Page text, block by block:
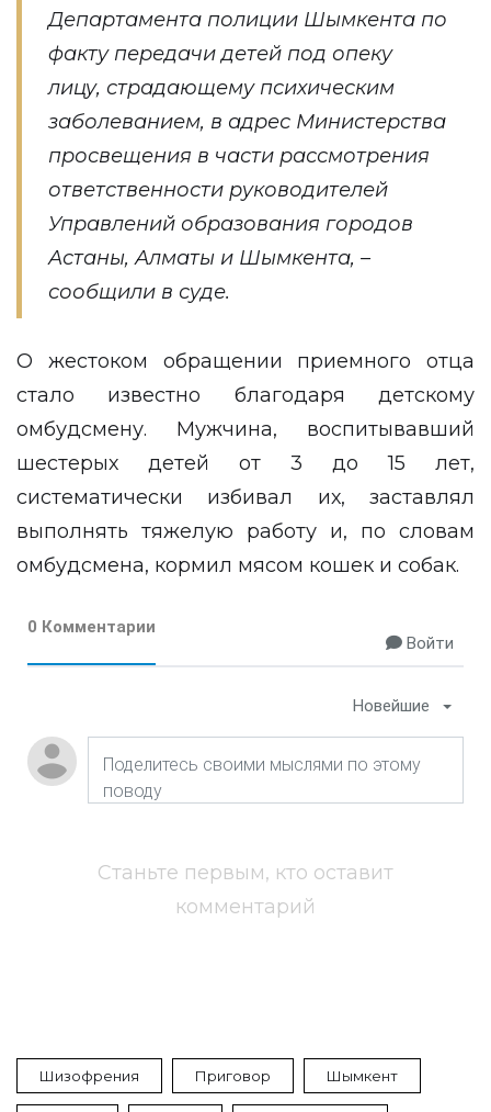
Департамента полиции Шымкента по
факту передачи детей под опеку
лицу, страдающему психическим
заболеванием, в адрес Министерства
просвещения в части рассмотрения
ответственности руководителей
Управлений образования городов
Астаны, Алматы и Шымкента, –
сообщили в суде.
О жестоком обращении приемного отца
стало известно благодаря детскому
омбудсмену. Мужчина, воспитывавший
шестерых детей от 3 до 15 лет,
систематически избивал их, заставлял
выполнять тяжелую работу и, по словам
омбудсмена, кормил мясом кошек и собак.
0 Комментарии
Войти
Новейшие
Станьте первым, кто оставит
комментарий
Шизофрения Приговор Шымкент